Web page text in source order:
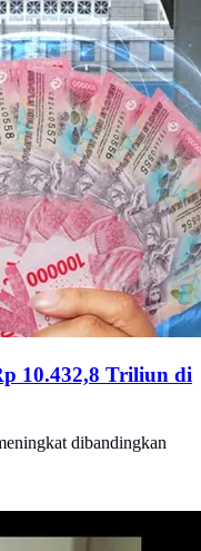
10.432,8 Triliun di
dibandingkan